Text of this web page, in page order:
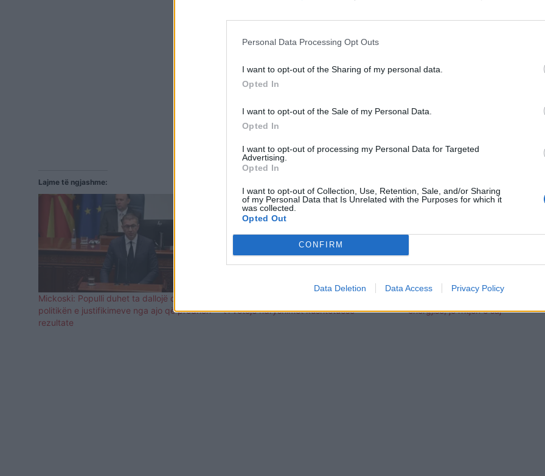
Personal Data Processing Opt Outs
I want to opt-out of the Sharing of my personal data.
Opted In
I want to opt-out of the Sale of my Personal Data.
Opted In
I want to opt-out of processing my Personal Data for Targeted
Advertising.
Opted In
I want to opt-out of Collection, Use, Retention, Sale, and/or Sharing
of my Personal Data that Is Unrelated with the Purposes for which it
was collected.
Opted Out
CONFIRM
Data Deletion Data Access Privacy Policy
Lajme të ngjashme:
Mickoski: Populli duhet ta dallojë qartë
politikën e justifikimeve nga ajo që prodhon
rezultate
t’i votojë ndryshimet kushtetuese
energjisë, jo rritjen e saj